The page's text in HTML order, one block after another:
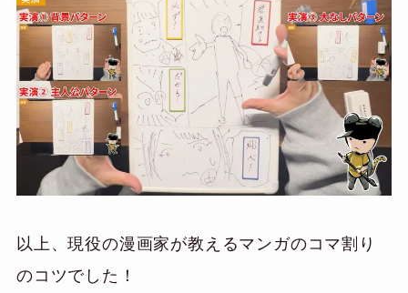
以上、現役の漫画家が教えるマンガのコマ割り
のコツでした！